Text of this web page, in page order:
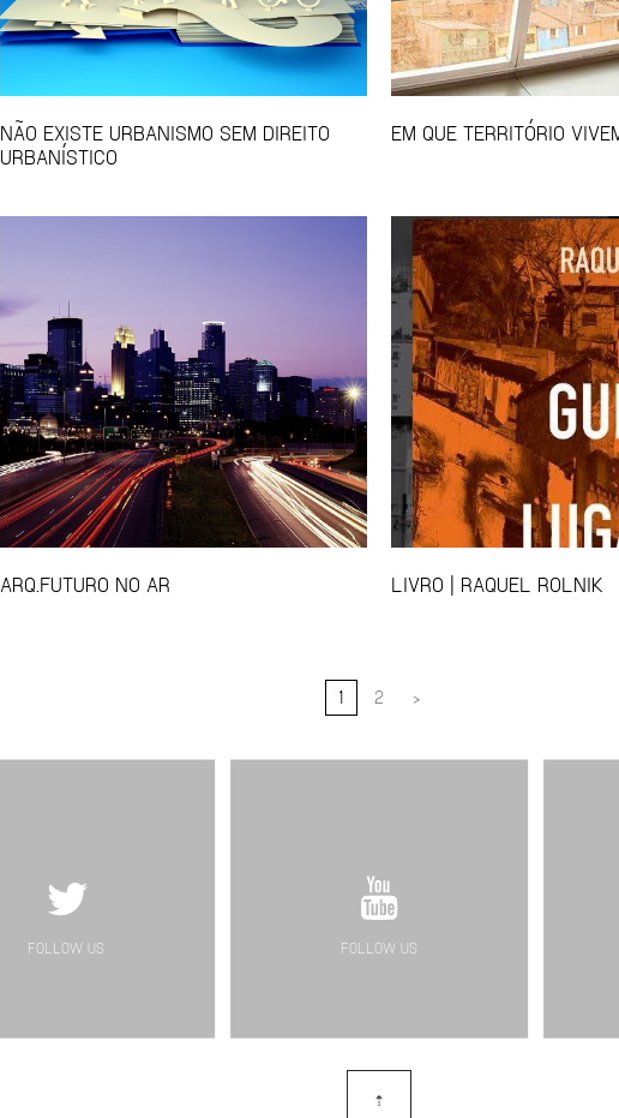
NÃO EXISTE URBANISMO SEM DIREITO
URBANÍSTICO
EM QUE TERRITÓRIO
ARQ.FUTURO NO AR LIVRO | RAQUEL ROLNIK
1 2 >
FOLLOW US FOLLOW US
⇡